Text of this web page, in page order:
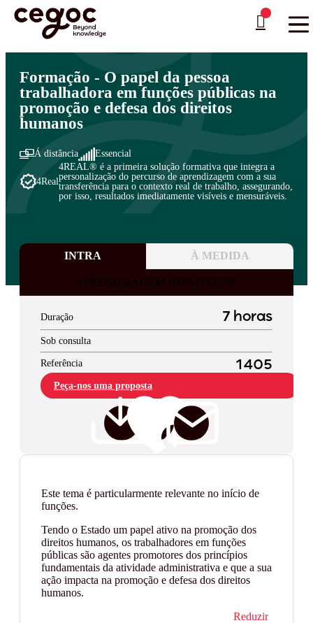
Skip to main content
Está aqui:Home >Áreas de Formação Gestão e Administração
Formação - O papel da pessoa
trabalhadora em funções públicas na
promoção e defesa dos direitos
humanos
Á distância Essencial
4Real
4REAL® é a primeira solução formativa que integra a
personalização do percurso de aprendizagem com a sua
transferência para o contexto real de trabalho, assegurando,
por isso, resultados imediatamente visíveis e mensuráveis.
INTRA À MEDIDA
APRENDIZAGEM 100% ONLINE
Duração 7 horas
Sob consulta
Referência 1405
Peça-nos uma proposta
Este tema é particularmente relevante no início de
funções.
Tendo o Estado um papel ativo na promoção dos
direitos humanos, os trabalhadores em funções
públicas são agentes promotores dos princípios
fundamentais da atividade administrativa e que a sua
ação impacta na promoção e defesa dos direitos
humanos.
Reduzir